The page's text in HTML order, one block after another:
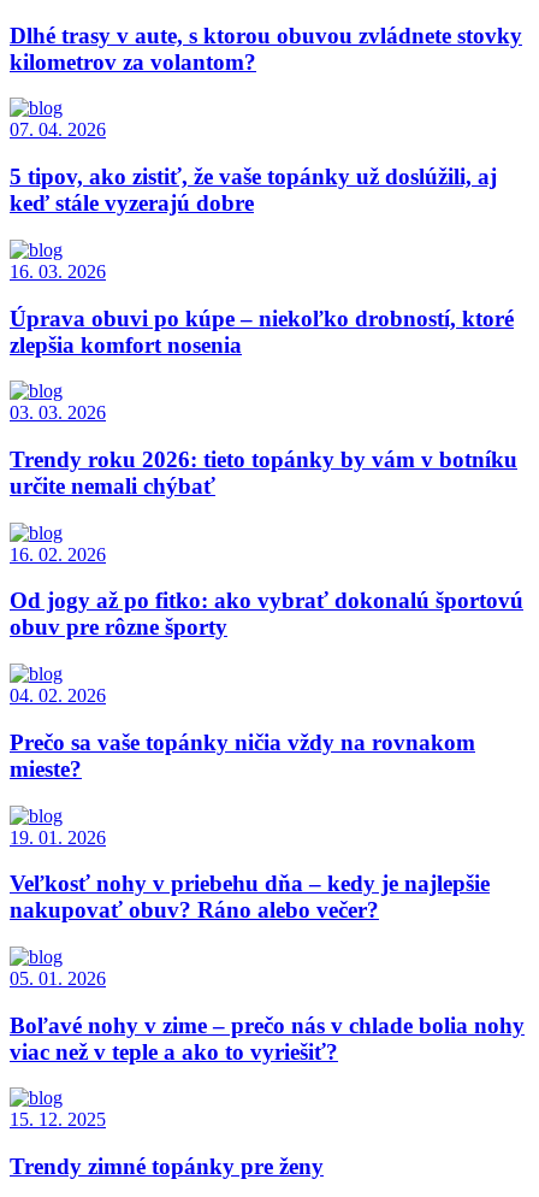
Dlhé trasy v aute, s ktorou obuvou zvládnete stovky
kilometrov za volantom?
07. 04. 2026
5 tipov, ako zistiť, že vaše topánky už doslúžili, aj
keď stále vyzerajú dobre
16. 03. 2026
Úprava obuvi po kúpe – niekoľko drobností, ktoré
zlepšia komfort nosenia
03. 03. 2026
Trendy roku 2026: tieto topánky by vám v botníku
určite nemali chýbať
16. 02. 2026
Od jogy až po fitko: ako vybrať dokonalú športovú
obuv pre rôzne športy
04. 02. 2026
Prečo sa vaše topánky ničia vždy na rovnakom
mieste?
19. 01. 2026
Veľkosť nohy v priebehu dňa – kedy je najlepšie
nakupovať obuv? Ráno alebo večer?
05. 01. 2026
Boľavé nohy v zime – prečo nás v chlade bolia nohy
viac než v teple a ako to vyriešiť?
15. 12. 2025
Trendy zimné topánky pre ženy